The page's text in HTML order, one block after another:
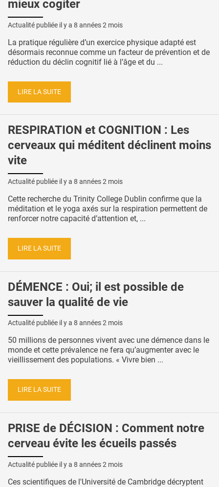
mieux cogiter
Actualité publiée il y a 8 années 2 mois
La pratique régulière d’un exercice physique adapté est
désormais reconnue comme un facteur de prévention et de
réduction du déclin cognitif lié à l’âge et du ...
LIRE LA SUITE
RESPIRATION et COGNITION : Les
cerveaux qui méditent déclinent moins
vite
Actualité publiée il y a 8 années 2 mois
Cette recherche du Trinity College Dublin confirme que la
méditation et le yoga axés sur la respiration permettent de
renforcer notre capacité d’attention et, ...
LIRE LA SUITE
DÉMENCE : Oui; il est possible de
sauver la qualité de vie
Actualité publiée il y a 8 années 2 mois
50 millions de personnes vivent avec une démence dans le
monde et cette prévalence ne fera qu’augmenter avec le
vieillissement des populations. « Vivre bien ...
LIRE LA SUITE
PRISE de DÉCISION : Comment notre
cerveau évite les écueils passés
Actualité publiée il y a 8 années 2 mois
Ces scientifiques de l'Université de Cambridge décryptent